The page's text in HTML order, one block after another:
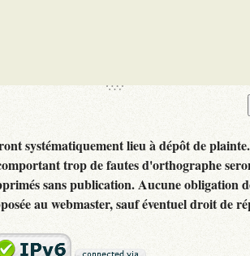
systématiquement lieu à dépôt de plainte.
trop de fautes d'orthographe
sans publication. Aucune obligation
au webmaster, sauf éventuel droit de